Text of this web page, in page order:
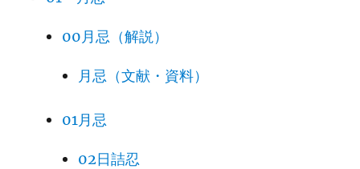
00月忌（解説）
月忌（文献・資料）
01月忌
02日詰忍